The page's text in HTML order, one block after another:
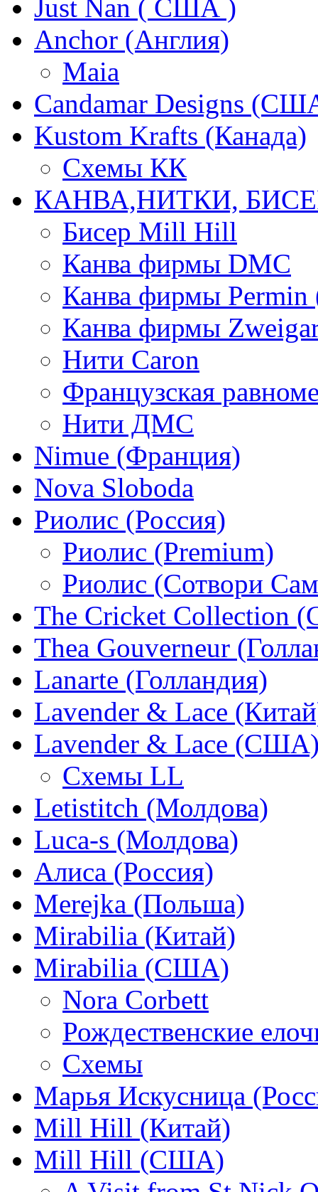
Just Nan ( США )
Anchor (Англия)
Maia
Candamar Designs
Kustom Krafts (Канада)
Схемы КК
КАНВА,НИТКИ,
Бисер Mill Hill
Канва фирмы DMC
Канва фирмы Permin
Канва фирмы
Нити Caron
Французская
Нити ДМС
Nimue (Франция)
Nova Sloboda
Риолис (Россия)
Риолис (Premium)
Риолис (Сотвори
The Cricket Collection
Thea Gouverneur
Lanarte (Голландия)
Lavender & Lace
Lavender & Lace
Схемы LL
Letistitch (Молдова)
Luca-s (Молдова)
Алиса (Россия)
Merejka (Польша)
Mirabilia (Китай)
Mirabilia (США)
Nora Corbett
Рождественские
Схемы
Марья Искусница
Mill Hill (Китай)
Mill Hill (США)